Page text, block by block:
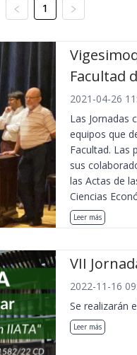
1
Facultad
2021-04-26
Las Jornadas
equipos que
Facultad. Las
sus
las Actas de
Ciencias
Leer más
VII
2022-11-16
Se realizarán
Leer más